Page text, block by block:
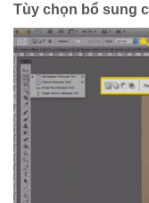
Tùy chọn bổ sung